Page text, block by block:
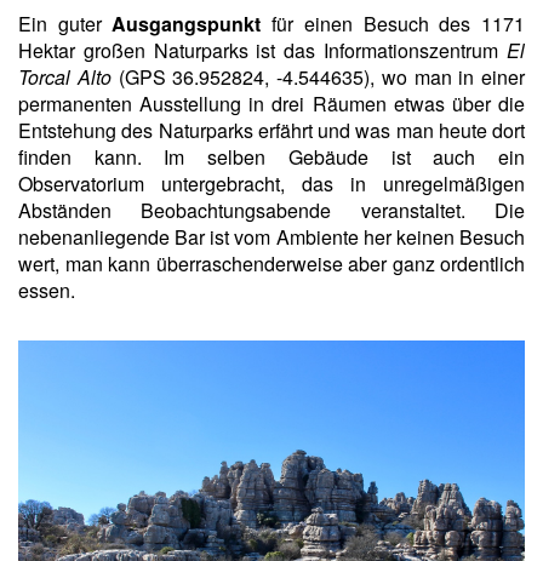
Ein guterAusgangspunkt für einen Besuch des 1171
Hektar großen Naturparks ist das Informationszentrum El
Torcal Alto(GPS 36.952824, -4.544635), wo man in einer
permanenten Ausstellung in drei Räumen etwas über die
Entstehung des Naturparks erfährt und was man heute dort
finden kann. Im selben Gebäude ist auch ein
Observatorium untergebracht, das in unregelmäßigen
Abständen Beobachtungsabende veranstaltet. Die
nebenanliegende Bar ist vom Ambiente her keinen Besuch
wert, man kann überraschenderweise aber ganz ordentlich
essen.